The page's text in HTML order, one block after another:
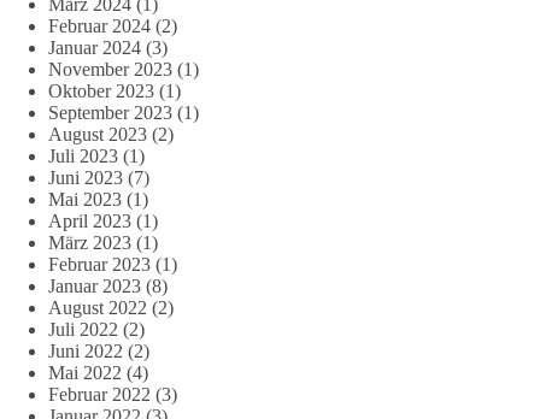
März 2024 (1)
Februar 2024 (2)
Januar 2024 (3)
November 2023 (1)
Oktober 2023 (1)
September 2023 (1)
August 2023 (2)
Juli 2023 (1)
Juni 2023 (7)
Mai 2023 (1)
April 2023 (1)
März 2023 (1)
Februar 2023 (1)
Januar 2023 (8)
August 2022 (2)
Juli 2022 (2)
Juni 2022 (2)
Mai 2022 (4)
Februar 2022 (3)